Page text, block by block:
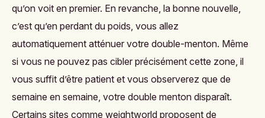
qu’on voit en premier. En revanche, la bonne nouvelle,
c’est qu’en perdant du poids, vous allez
automatiquement atténuer votre double-menton. Même
si vous ne pouvez pas cibler précisément cette zone, il
vous suffit d’être patient et vous observerez que de
semaine en semaine, votre double menton disparaît.
Certains sites comme weightworld proposent de